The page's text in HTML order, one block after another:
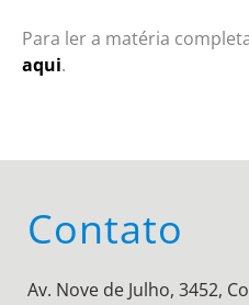
Para ler a matéria
aqui.
Contato
Av. Nove de Julho, 3452,